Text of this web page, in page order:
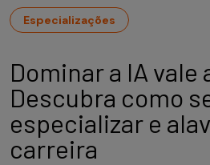
Especializações
Dominar a IA vale
Descubra como
especializar e
carreira